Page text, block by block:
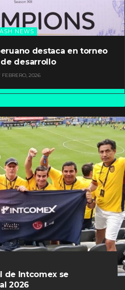
NEWS
destaca en torneo
desarrollo
FEBRERO, 2026
de Intcomex se
2026